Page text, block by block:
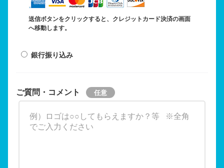
送信ボタンをクリックすると、クレジットカード決済の画面
へ移動します。
銀行振り込み
ご質問・コメント